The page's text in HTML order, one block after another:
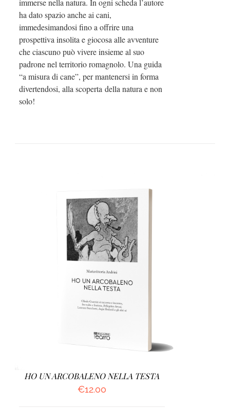
immerse nella natura. In ogni scheda l’autore
ha dato spazio anche ai cani,
immedesimandosi fino a offrire una
prospettiva insolita e giocosa alle avventure
che ciascuno può vivere insieme al suo
padrone nel territorio romagnolo. Una guida
“a misura di cane”, per mantenersi in forma
divertendosi, alla scoperta della natura e non
solo!
AGGIUNGI AL CARRELLO
HO UN ARCOBALENO NELLA TESTA
€12.00